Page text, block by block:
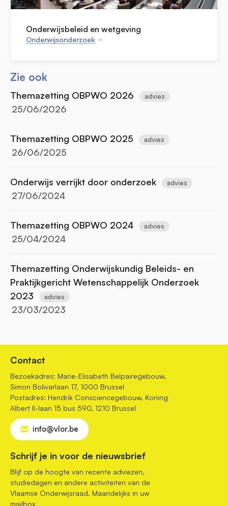
Onderwijsbeleid en wetgeving
Onderwijsonderzoek
Zie ook
Themazetting OBPWO 2026 advies
25/06/2026
Themazetting OBPWO 2025 advies
26/06/2025
Onderwijs verrijkt door onderzoek advies
27/06/2024
Themazetting OBPWO 2024 advies
25/04/2024
Themazetting Onderwijskundig Beleids- en
Praktijkgericht Wetenschappelijk Onderzoek
2023
advies
23/03/2023
Contact
Bezoekadres: Marie-Elisabeth Belpairegebouw,
Simon Bolivarlaan 17, 1000 Brussel
Postadres: Hendrik Consciencegebouw, Koning
Albert II-laan 15 bus 590, 1210 Brussel
info@vlor.be
Schrijf je in voor de nieuwsbrief
Blijf op de hoogte van recente adviezen,
studiedagen en andere activiteiten van de
Vlaamse Onderwijsraad. Maandelijks in uw
mailbox.